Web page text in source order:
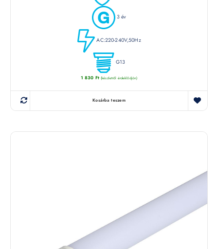
3 év
AC:220-240V,50Hz
G13
1 830 Ft (készletről érdeklődjön)
Kosárba teszem